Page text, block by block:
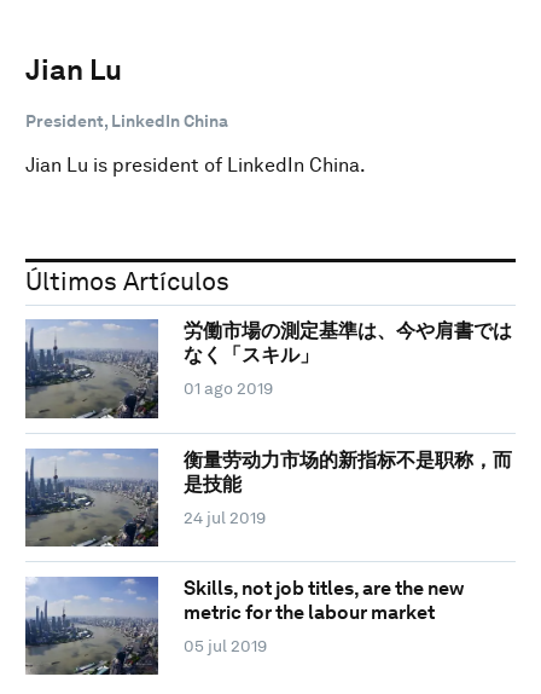
Jian Lu
President, LinkedIn China
Jian Lu is president of LinkedIn China.
Últimos Artículos
労働市場の測定基準は、今や肩書では
なく「スキル」
01 ago 2019
衡量劳动力市场的新指标不是职称，而
是技能
24 jul 2019
Skills, not job titles, are the new
metric for the labour market
05 jul 2019